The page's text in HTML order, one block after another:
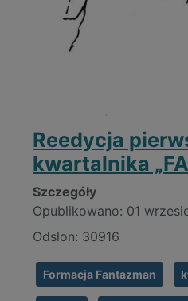
Reedycja
kwartalnika
Szczegóły
Opublikowano: 01
Odsłon: 30916
Formacja Fantazman